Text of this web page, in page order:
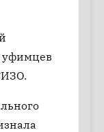
уфимцев